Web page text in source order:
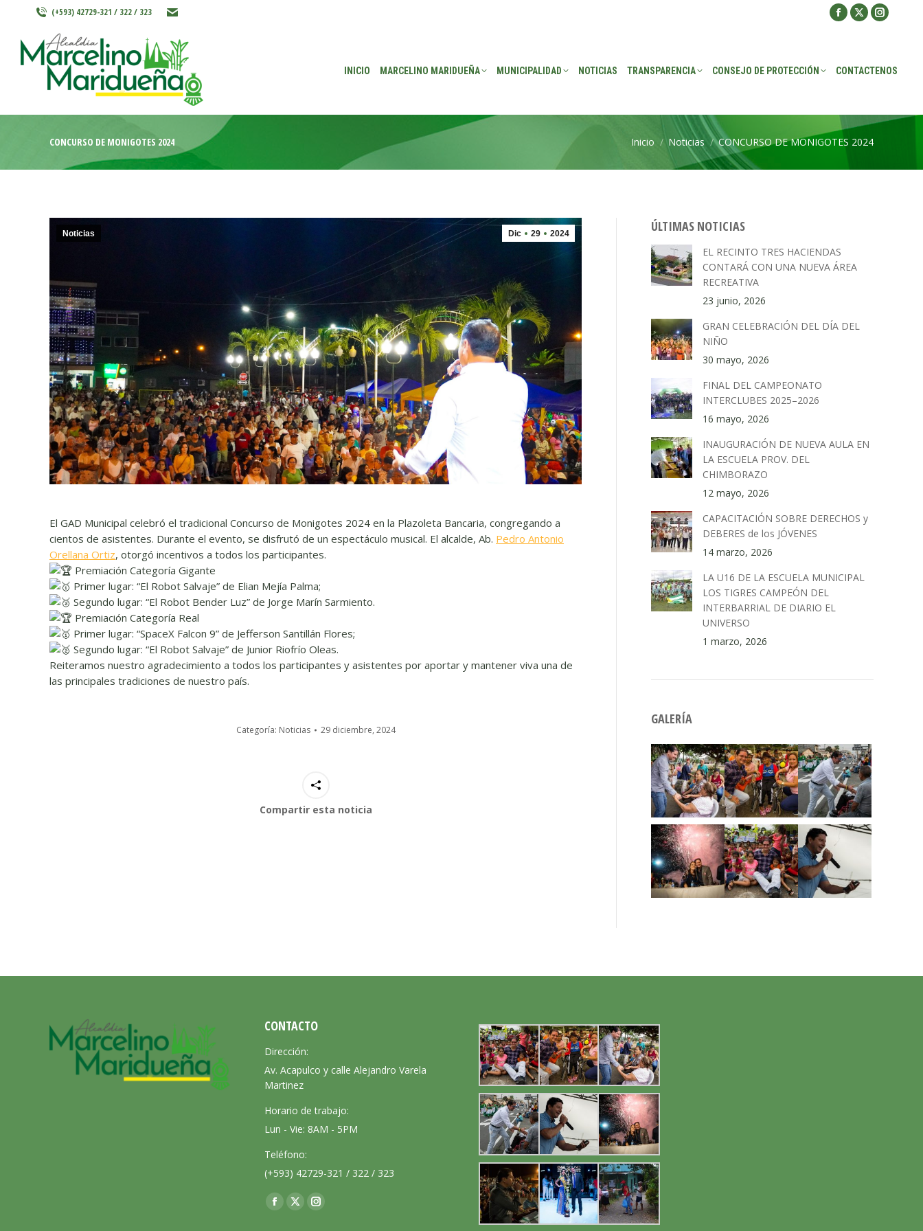
(+593) 42729-321 / 322 / 323
Facebook
in
X
in
in
INICIO MARCELINO MARIDUEÑA MUNICIPALIDAD NOTICIAS TRANSPARENCIA CONSEJO DE PROTECCIÓN CONTACTENOS
CONCURSO DE MONIGOTES 2024 Estás aquí:
Inicio Noticias CONCURSO DE MONIGOTES 2024
Dic 29 2024
Noticias
El GAD Municipal celebró el tradicional Concurso de Monigotes 2024 en la Plazoleta Bancaria, congregando a
cientos de asistentes. Durante el evento, se disfrutó de un espectáculo musical. El alcalde, Ab. Pedro Antonio
Orellana Ortiz, otorgó incentivos a todos los participantes.
Premiación Categoría Gigante
Primer lugar: “El Robot Salvaje” de Elian Mejía Palma;
Segundo lugar: “El Robot Bender Luz” de Jorge Marín Sarmiento.
Premiación Categoría Real
Primer lugar: “SpaceX Falcon 9” de Jefferson Santillán Flores;
Segundo lugar: “El Robot Salvaje” de Junior Riofrío Oleas.
Reiteramos nuestro agradecimiento a todos los participantes y asistentes por aportar y mantener viva una de
las principales tradiciones de nuestro país.
Categoría: Noticias 29 diciembre, 2024
Compartir esta noticia
ÚLTIMAS NOTICIAS
EL RECINTO TRES HACIENDAS
CONTARÁ CON UNA NUEVA ÁREA
RECREATIVA
23 junio, 2026
GRAN CELEBRACIÓN DEL DÍA DEL
NIÑO
30 mayo, 2026
FINAL DEL CAMPEONATO
INTERCLUBES 2025–2026
16 mayo, 2026
INAUGURACIÓN DE NUEVA AULA EN
LA ESCUELA PROV. DEL
CHIMBORAZO
12 mayo, 2026
CAPACITACIÓN SOBRE DERECHOS y
DEBERES de los JÓVENES
14 marzo, 2026
LA U16 DE LA ESCUELA MUNICIPAL
LOS TIGRES CAMPEÓN DEL
INTERBARRIAL DE DIARIO EL
UNIVERSO
1 marzo, 2026
GALERÍA
CONTACTO
Dirección:
Av. Acapulco y calle Alejandro Varela
Martinez
Horario de trabajo:
Lun - Vie: 8AM - 5PM
Teléfono:
(+593) 42729-321 / 322 / 323
Encuéntranos en:
Facebook
X
Instagram